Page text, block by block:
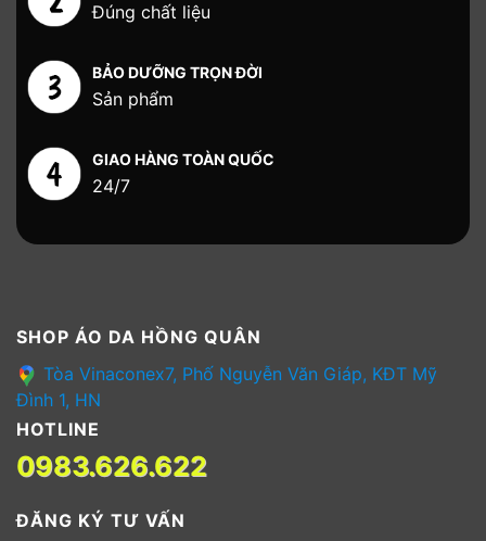
Đúng chất liệu
BẢO DƯỠNG TRỌN ĐỜI
Sản phẩm
GIAO HÀNG TOÀN QUỐC
24/7
SHOP ÁO DA HỒNG QUÂN
Tòa Vinaconex7, Phố Nguyễn Văn Giáp, KĐT Mỹ
Đình 1, HN
HOTLINE
0983.626.622
ĐĂNG KÝ TƯ VẤN